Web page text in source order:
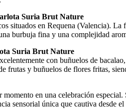
Suria Brut Nature
situados en Requena (Valencia).
burbuja fina y una complejidad
Suria Brut Nature
con buñuelos de
y buñuelos de flores fritas,
en una celebración
sensorial única que cautiva desde